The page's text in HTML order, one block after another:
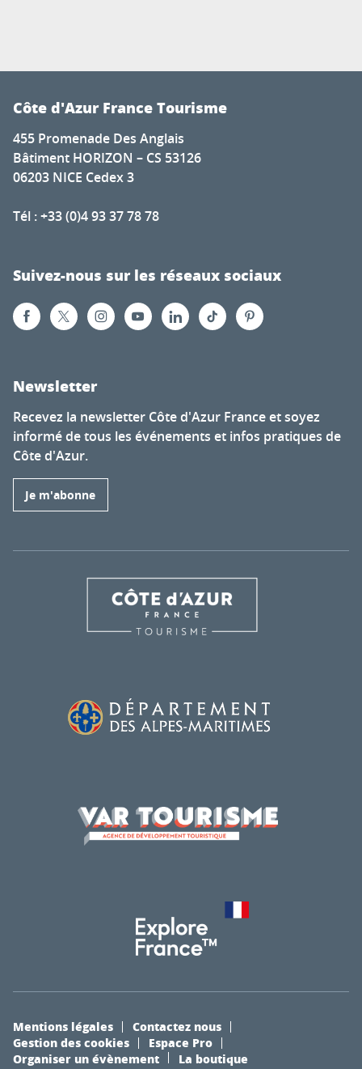
Côte d'Azur France Tourisme
455 Promenade Des Anglais
Bâtiment HORIZON – CS 53126
06203 NICE Cedex 3
Tél : +33 (0)4 93 37 78 78
Suivez-nous sur les réseaux sociaux
Newsletter
Recevez la newsletter Côte d'Azur France et soyez
informé de tous les événements et infos pratiques de
Côte d'Azur.
Je m'abonne
Mentions légales
Contactez nous
Gestion des cookies
Espace Pro
Organiser un évènement
La boutique